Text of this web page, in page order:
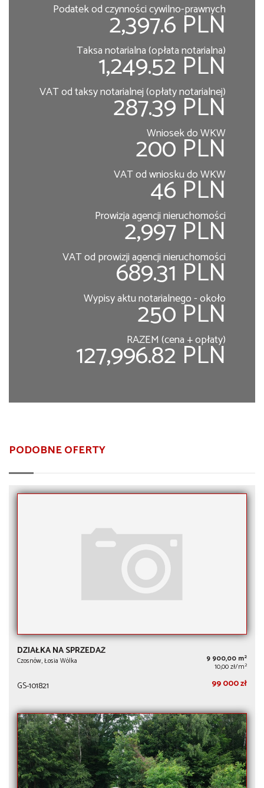
Podatek od czynności cywilno-prawnych
2,397.6 PLN
Taksa notarialna (opłata notarialna)
1,249.52 PLN
VAT od taksy notarialnej (opłaty notarialnej)
287.39 PLN
Wniosek do WKW
200 PLN
VAT od wniosku do WKW
46 PLN
Prowizja agencji nieruchomości
2,997 PLN
VAT od prowizji agencji nieruchomości
689.31 PLN
Wypisy aktu notarialnego - około
250 PLN
RAZEM (cena + opłaty)
127,996.82 PLN
PODOBNE OFERTY
DZIAŁKA NA SPRZEDAŻ
Czosnów, Łosia Wólka 9 900,00 m2
10,00 zł/m2
GS-101821 99 000 zł